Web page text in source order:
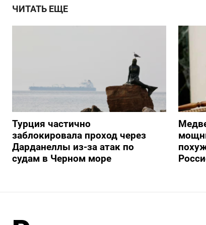
ЧИТАТЬ ЕЩЕ
Турция частично
заблокировала проход через
Дарданеллы из-за атак по
судам в Черном море